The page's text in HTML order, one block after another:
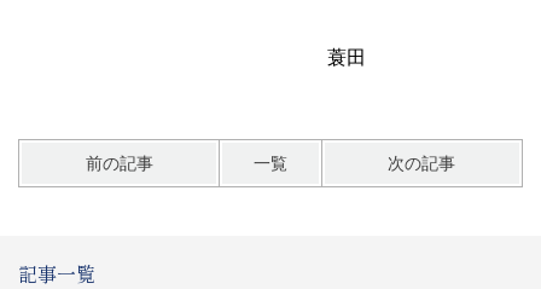
蓑田
前の記事 一覧 次の記事
記事一覧